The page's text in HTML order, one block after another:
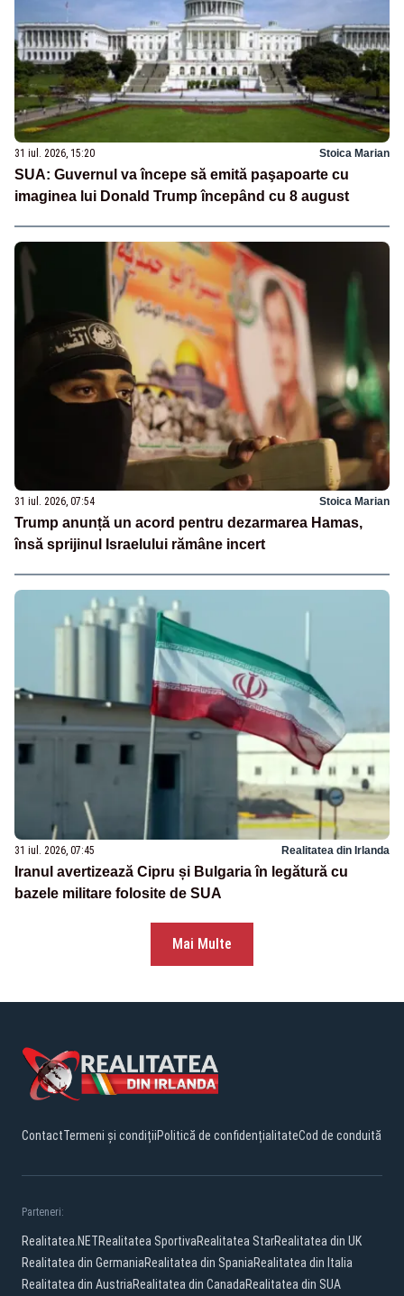
31 iul. 2026, 15:20 Stoica Marian
SUA: Guvernul va începe să emită paşapoarte cu
imaginea lui Donald Trump începând cu 8 august
31 iul. 2026, 07:54 Stoica Marian
Trump anunță un acord pentru dezarmarea Hamas,
însă sprijinul Israelului rămâne incert
31 iul. 2026, 07:45 Realitatea din Irlanda
Iranul avertizează Cipru și Bulgaria în legătură cu
bazele militare folosite de SUA
Mai Multe
ContactTermeni și condițiiPolitică de confidențialitateCod de conduită
Parteneri:
Realitatea.NETRealitatea SportivaRealitatea StarRealitatea din UK
Realitatea din GermaniaRealitatea din SpaniaRealitatea din Italia
Realitatea din AustriaRealitatea din CanadaRealitatea din SUA